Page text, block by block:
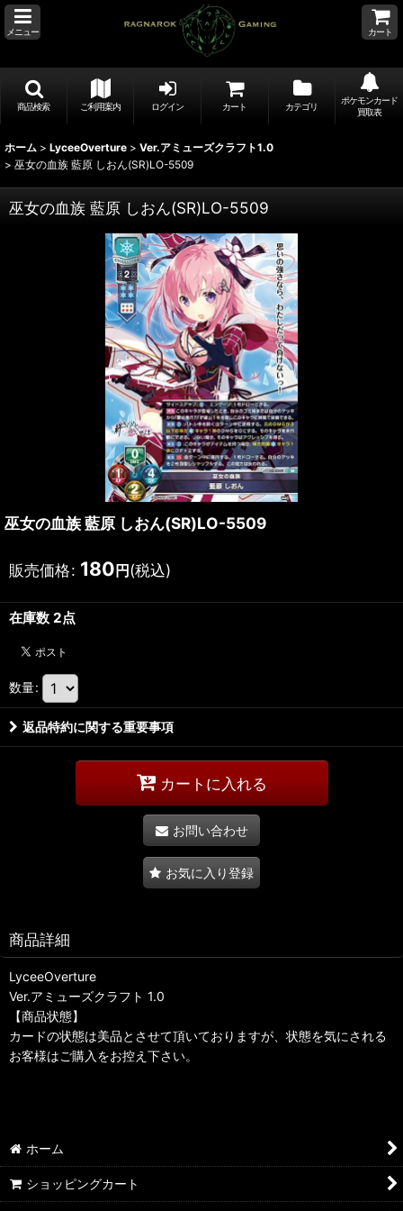
メニュー カート
商品検索 ご利用案内 ログイン カート カテゴリ
ポケモンカード
買取表
ホーム > LyceeOverture > Ver.アミューズクラフト1.0
> 巫女の血族 藍原 しおん(SR)LO-5509
巫女の血族 藍原 しおん(SR)LO-5509
巫女の血族 藍原 しおん(SR)LO-5509
販売価格: 180 円 (税込)
在庫数 2点
数量:
返品特約に関する重要事項
カートに入れる
お問い合わせ
お気に入り登録
商品詳細
LyceeOverture
Ver.アミューズクラフト 1.0
【商品状態】
カードの状態は美品とさせて頂いておりますが、状態を気にされる
お客様はご購入をお控え下さい。
ホーム
ショッピングカート